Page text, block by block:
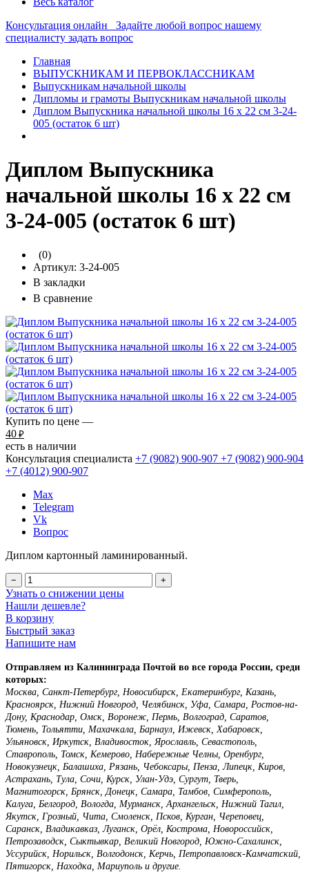
Консультация онлайн
Задайте любой вопрос нашему
специалисту задать вопрос
Главная
ВЫПУСКНИКАМ И ПЕРВОКЛАССНИКАМ
Выпускникам начальной школы
Дипломы и грамоты Выпускникам начальной школы
Диплом Выпускника начальной школы 16 х 22 см 3-24-
005 (остаток 6 шт)
Диплом Выпускника
начальной школы 16 х 22 см
3-24-005 (остаток 6 шт)
(0)
Артикул: 3-24-005
В закладки
В сравнение
Купить по цене —
40 ₽
есть в наличии
Консультация специалиста +7 (9082) 900-907 +7 (9082) 900-904
+7 (4012) 900-907
Max
Telegram
Vk
Вопрос
Диплом картонный ламинированный.
− +
Узнать о снижении цены
Нашли дешевле?
В корзину
Быстрый заказ
Напишите нам
Отправляем из Калининграда Почтой во все города России, среди
которых:
Москва, Санкт-Петербург, Новосибирск, Екатеринбург, Казань,
Красноярск, Нижний Новгород, Челябинск, Уфа, Самара, Ростов-на-
Дону, Краснодар, Омск, Воронеж, Пермь, Волгоград, Саратов,
Тюмень, Тольятти, Махачкала, Барнаул, Ижевск, Хабаровск,
Ульяновск, Иркутск, Владивосток, Ярославль, Севастополь,
Ставрополь, Томск, Кемерово, Набережные Челны, Оренбург,
Новокузнецк, Балашиха, Рязань, Чебоксары, Пенза, Липецк, Киров,
Астрахань, Тула, Сочи, Курск, Улан-Удэ, Сургут, Тверь,
Магнитогорск, Брянск, Донецк, Самара, Тамбов, Симферополь,
Калуга, Белгород, Вологда, Мурманск, Архангельск, Нижний Тагил,
Якутск, Грозный, Чита, Смоленск, Псков, Курган, Череповец,
Саранск, Владикавказ, Луганск, Орёл, Кострома, Новороссийск,
Петрозаводск, Сыктывкар, Великий Новгород, Южно-Сахалинск,
Уссурийск, Норильск, Волгодонск, Керчь, Петропавловск-Камчатский,
Пятигорск, Находка, Мариуполь и другие.